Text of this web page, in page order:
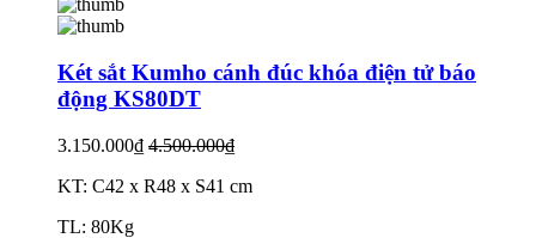
Két sắt Kumho cánh đúc khóa điện tử báo
động KS80DT
3.150.000₫ 4.500.000₫
KT: C42 x R48 x S41 cm
TL: 80Kg